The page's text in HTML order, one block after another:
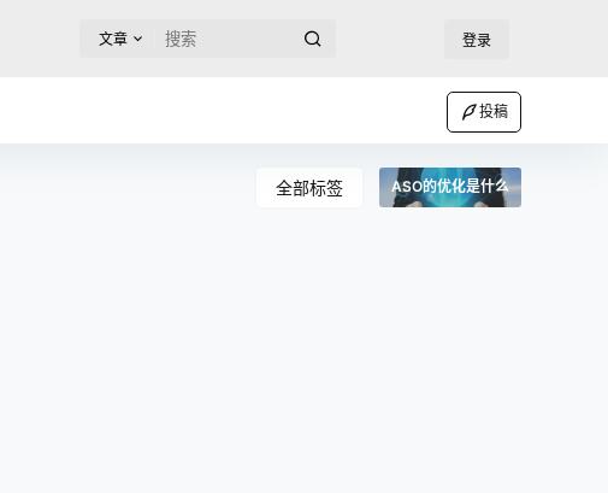
文章 登录
投稿
全部标签 ASO的优化是什么